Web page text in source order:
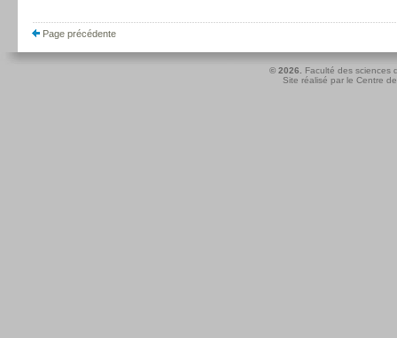
Page précédente
© 2026.
Faculté des sciences
Site réalisé par le Centre